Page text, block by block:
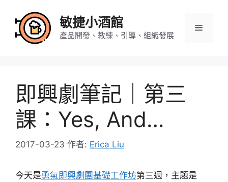
敏捷小酒館
產品開發、教練、引導、組織發展
選
即興劇筆記｜第三
課：Yes, And…
2017-03-23 作者: Erica Liu
今天是勇氣即興劇團基礎工作坊第三週，主題是